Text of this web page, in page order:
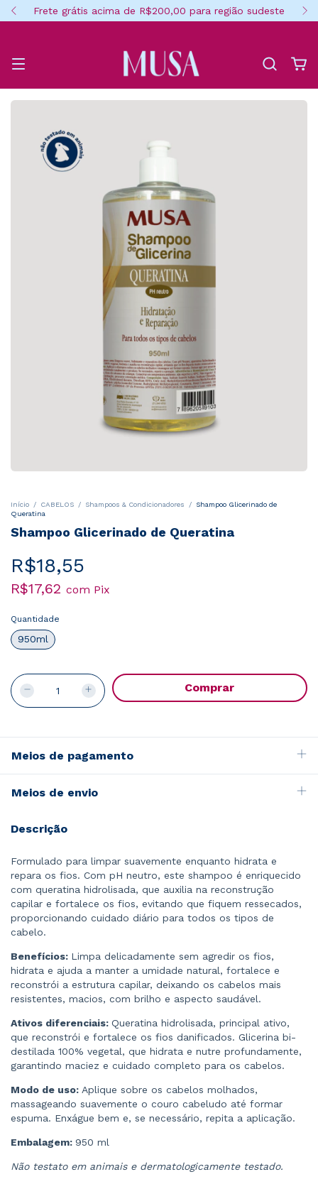
Frete grátis acima de R$200,00 para região sudeste
Início / CABELOS / Shampoos & Condicionadores /
Shampoo Glicerinado de
Queratina
Shampoo Glicerinado de Queratina
R$18,55
R$17,62 com Pix
Quantidade
950ml
Meios de pagamento
Meios de envio
Descrição
Formulado para limpar suavemente enquanto hidrata e
repara os fios. Com pH neutro, este shampoo é enriquecido
com queratina hidrolisada, que auxilia na reconstrução
capilar e fortalece os fios, evitando que fiquem ressecados,
proporcionando cuidado diário para todos os tipos de
cabelo.
Benefícios: Limpa delicadamente sem agredir os fios,
hidrata e ajuda a manter a umidade natural, fortalece e
reconstrói a estrutura capilar, deixando os cabelos mais
resistentes, macios, com brilho e aspecto saudável.
Ativos diferenciais: Queratina hidrolisada, principal ativo,
que reconstrói e fortalece os fios danificados. Glicerina bi-
destilada 100% vegetal, que hidrata e nutre profundamente,
garantindo maciez e cuidado completo para os cabelos.
Modo de uso: Aplique sobre os cabelos molhados,
massageando suavemente o couro cabeludo até formar
espuma. Enxágue bem e, se necessário, repita a aplicação.
Embalagem: 950 ml
Não testato em animais e dermatologicamente testado.